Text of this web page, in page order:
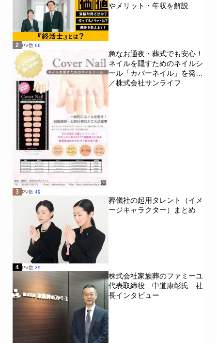
やメリット・年収を解説
2 PV数 66
急なお通夜・葬式でも安心！
ネイルを隠すためのネイルシ
ール「カバーネイル」を発売
／株式会社サンライフ
3 PV数 49
葬儀社の起用タレント（イメ
ージキャラクター）まとめ
4 PV数 39
株式会社家族葬のファミーユ
代表取締役 中道康彰氏 社
長インタビュー